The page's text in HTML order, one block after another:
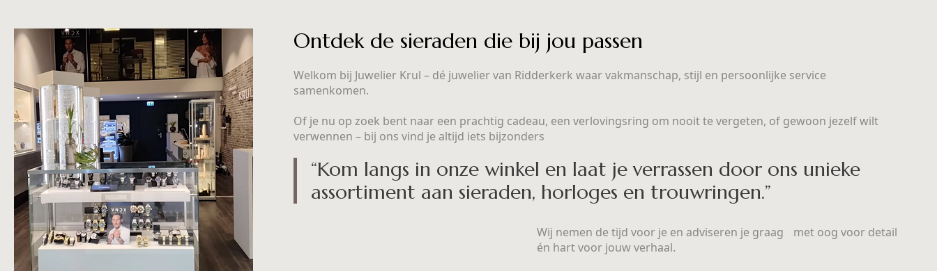
Ontdek de sieraden die bij jou passen
Welkom bij Juwelier Krul – dé juwelier van Ridderkerk waar vakmanschap, stijl en persoonlijke service
samenkomen.
Of je nu op zoek bent naar een prachtig cadeau, een verlovingsring om nooit te vergeten, of gewoon jezelf wilt
verwennen – bij ons vind je altijd iets bijzonders
“Kom langs in onze winkel en laat je verrassen door ons unieke
assortiment aan sieraden, horloges en trouwringen.”
Wij nemen de tijd voor je en adviseren je graag met oog voor detail
én hart voor jouw verhaal.